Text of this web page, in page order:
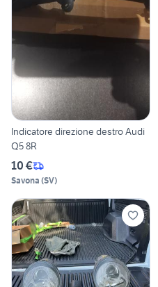
Indicatore direzione destro Audi
Q5 8R
10 €
Savona (SV)